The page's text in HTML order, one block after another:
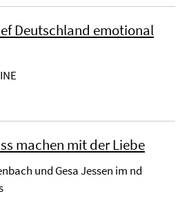
Deutschland emotional
machen mit der Liebe
und Gesa Jessen im nd